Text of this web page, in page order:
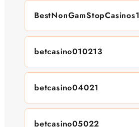
BestNonGamStopCasinos1
betcasino010213
betcasino04021
betcasino05022